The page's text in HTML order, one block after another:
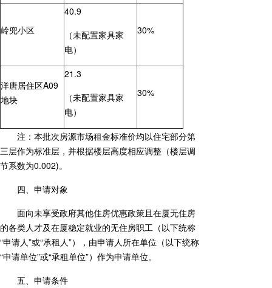
岭兜小区
40.9
（未配置家具家
电）
30%
洋唐居住区A09
地块
21.3
（未配置家具家
电）
30%
注：本批次房源市场租金标准价均以住宅部分第
三层作为标准层，并根据楼层高度相应调整（楼层调
节系数为0.002)。
四、申请对象
面向未享受政府其他住房优惠政策且在厦无住房
的各类人才及在厦稳定就业的无住房职工（以下统称
“申请人”或“承租人”），由申请人所在单位（以下统称
“申请单位”或“承租单位”）作为申请单位。
五、申请条件